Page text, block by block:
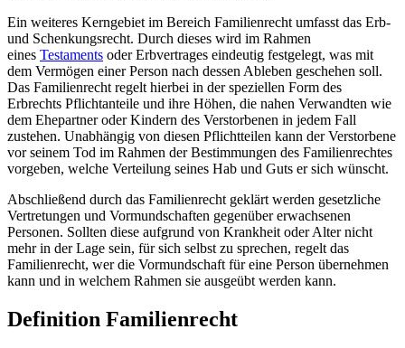
Ein weiteres Kerngebiet im Bereich Familienrecht umfasst das Erb-
und Schenkungsrecht. Durch dieses wird im Rahmen
eines Testaments oder Erbvertrages eindeutig festgelegt, was mit
dem Vermögen einer Person nach dessen Ableben geschehen soll.
Das Familienrecht regelt hierbei in der speziellen Form des
Erbrechts Pflichtanteile und ihre Höhen, die nahen Verwandten wie
dem Ehepartner oder Kindern des Verstorbenen in jedem Fall
zustehen. Unabhängig von diesen Pflichtteilen kann der Verstorbene
vor seinem Tod im Rahmen der Bestimmungen des Familienrechtes
vorgeben, welche Verteilung seines Hab und Guts er sich wünscht.
Abschließend durch das Familienrecht geklärt werden gesetzliche
Vertretungen und Vormundschaften gegenüber erwachsenen
Personen. Sollten diese aufgrund von Krankheit oder Alter nicht
mehr in der Lage sein, für sich selbst zu sprechen, regelt das
Familienrecht, wer die Vormundschaft für eine Person übernehmen
kann und in welchem Rahmen sie ausgeübt werden kann.
Definition Familienrecht